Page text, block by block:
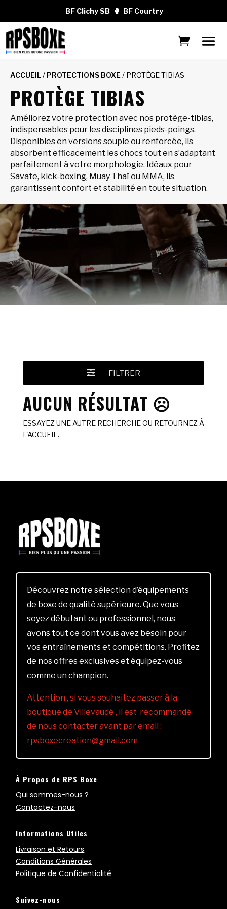
BF Clichy SB 🥊 BF Courtry
ACCUEIL/ PROTECTIONS BOXE / PROTÈGE TIBIAS
PROTÈGE TIBIAS
Améliorez votre protection avec nos protège-tibias,
indispensables pour les disciplines pieds-poings.
Disponibles en versions souple ou renforcée, ils
absorbent efficacement les chocs tout en s’adaptant
parfaitement à votre morphologie. Idéaux pour
Savate, kick-boxing, Muay Thaï ou MMA, ils
garantissent confort et stabilité en toute situation.
FILTRER
AUCUN RÉSULTAT ☹️
ESSAYEZ UNE AUTRE RECHERCHE OU RETOURNEZ À
L'ACCUEIL.
Découvrez notre sélection d’équipements
de boxe de qualité supérieure. Que vous
soyez débutant ou professionnel, nous
avons tout ce dont vous avez besoin pour
vos entraînements et compétitions. Profitez
de nos offres exclusives et équipez-vous
comme un champion.
Attention , si vous souhaitez passer à la
boutique de Villevaudé , il est recommandé
de nous contacter avant par email :
rpsboxecreation@gmail.com
À Propos de RPS Boxe
Qui sommes-nous ?
Contactez-nous
Informations Utiles
Livraison et Retours
Conditions Générales
Politique de Confidentialité
Suivez-nous